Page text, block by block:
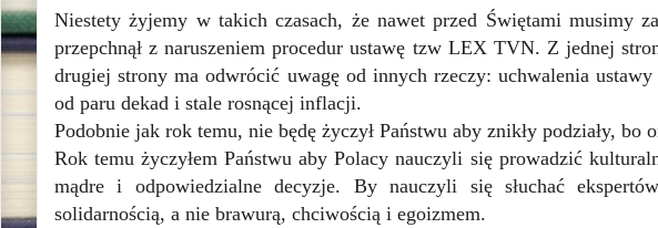
Niestety żyjemy w takich czasach, że nawet przed Świętami musimy
przepchnął z naruszeniem procedur ustawę tzw LEX TVN. Z jednej
drugiej strony ma odwrócić uwagę od innych rzeczy: uchwalenia
od paru dekad i stale rosnącej inflacji.
Podobnie jak rok temu, nie będę życzył Państwu aby znikły podziały, bo
Rok temu życzyłem Państwu aby Polacy nauczyli się prowadzić
mądre i odpowiedzialne decyzje. By nauczyli się słuchać
solidarnością, a nie brawurą, chciwością i egoizmem.